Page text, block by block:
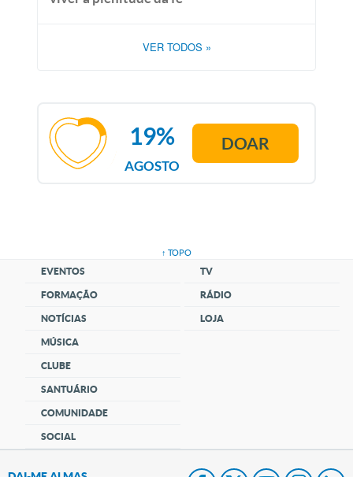
VER TODOS »
AGOSTO
19% DOAR
↑ TOPO
EVENTOS
FORMAÇÃO
NOTÍCIAS
MÚSICA
CLUBE
SANTUÁRIO
COMUNIDADE
SOCIAL
TV
RÁDIO
LOJA